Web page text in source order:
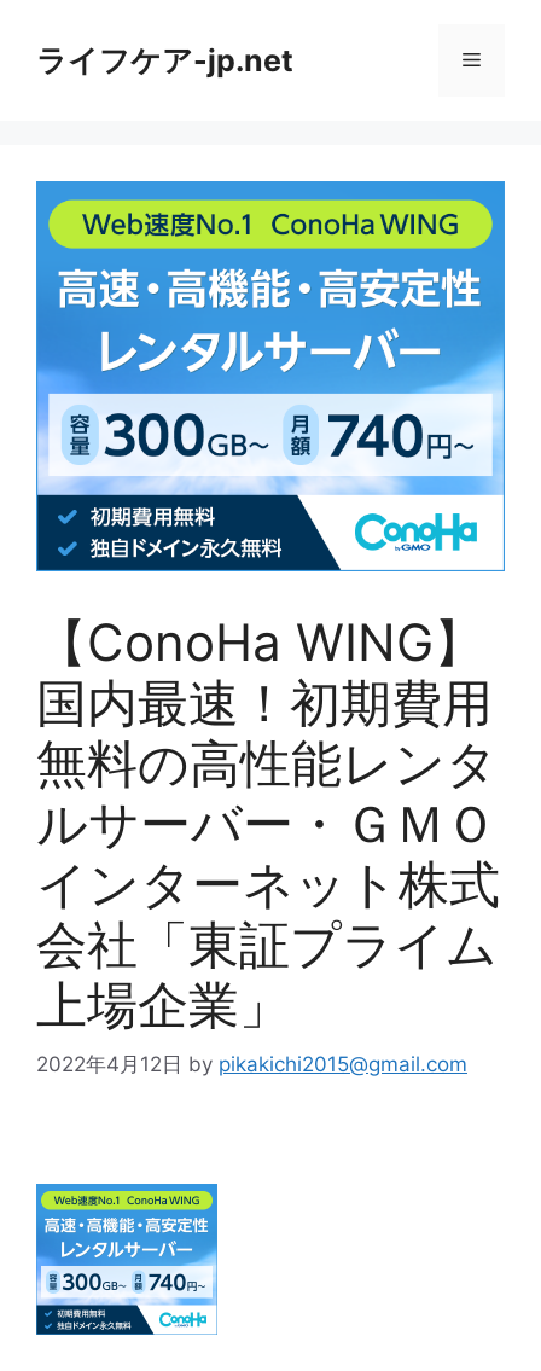
ライフケア-jp.net メ
ュ
ー
【ConoHa WING】
国内最速！初期費用
無料の高性能レンタ
ルサーバー・ＧＭＯ
インターネット株式
会社「東証プライム
上場企業」
2022年4月12日 by pikakichi2015@gmail.com